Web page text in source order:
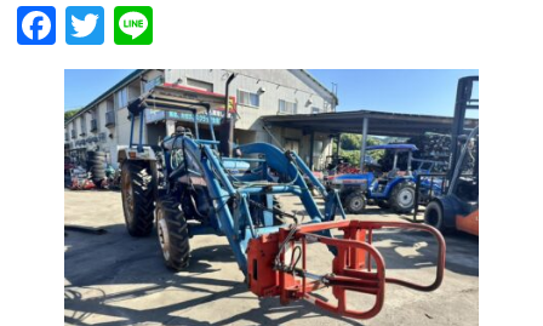
Facebook
Twitter